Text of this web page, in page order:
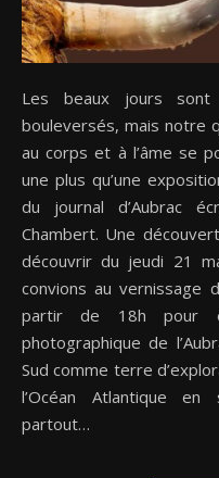
Les beaux jours sont installés, et parfois un peu
bouleversés, mais notre
au corps et à l’âme se
une plus qu’une
du journal d’Aubrac
Chambert. Une
découvrir du jeudi 21
convions au vernissage
partir de 18h pour
photographique de
Sud comme terre
l’Océan Atlantique
partout…